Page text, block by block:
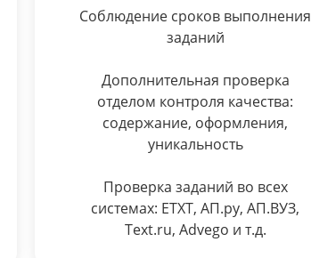
Соблюдение сроков выполнения
заданий
Дополнительная проверка
отделом контроля качества:
содержание, оформления,
уникальность
Проверка заданий во всех
системах: ETXT, АП.ру, АП.ВУЗ,
Text.ru, Advego и т.д.